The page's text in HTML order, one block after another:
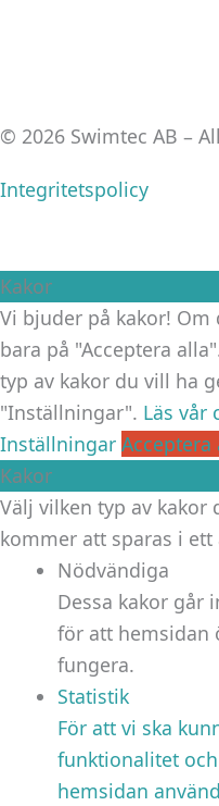
© 2026 Swimtec AB –
Integritetspolicy
Kakor
Vi bjuder på kakor!
bara på "Acceptera
typ av kakor du vill ha
"Inställningar". Läs vår
Inställningar Acceptera
Kakor
Välj vilken typ av kakor
kommer att sparas i ett
Nödvändiga
Dessa kakor går
för att hemsidan
fungera.
Statistik
För att vi ska
funktionalitet
hemsidan